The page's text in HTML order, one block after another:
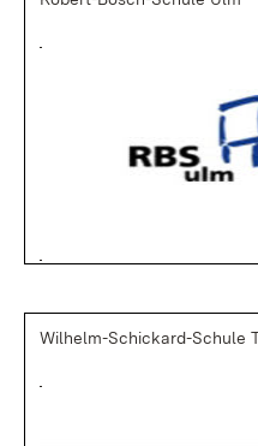
Wilhelm-Schickard-Schule